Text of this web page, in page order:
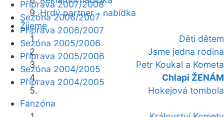
Hrdý partner - nabídka
Žijeme
Děti dětem
Jsme jedna rodina
Petr Koukal a Kometa
Chlapi ŽENÁM
Hokejová tombola
Fanzóna
Příprava 2007/2008
Sezóna 2006/2007
Příprava 2006/2007
Sezóna 2005/2006
Příprava 2005/2006
Sezóna 2004/2005
Příprava 2004/2005